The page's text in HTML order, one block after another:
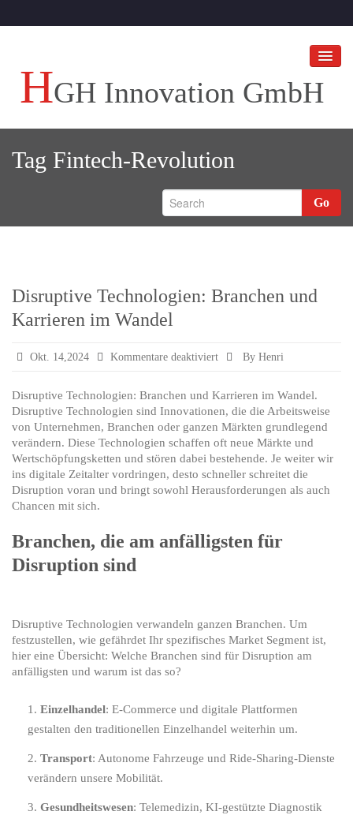
HGH Innovation GmbH
HGH Innovation GmbH
Ihr Unternehmen an die Spitze bringen!
Referenzen
Tag Fintech-Revolution
Go
Disruptive Technologien: Branchen und
Karrieren im Wandel
Okt. 14,2024 Kommentare deaktiviertfür
Branchen
und
Karrieren
im
Wandel
By Henri
Disruptive Technologien: Branchen und Karrieren im Wandel.
Disruptive Technologien sind Innovationen, die die Arbeitsweise
von Unternehmen, Branchen oder ganzen Märkten grundlegend
verändern. Diese Technologien schaffen oft neue Märkte und
Wertschöpfungsketten und stören dabei bestehende. Je weiter wir
ins digitale Zeitalter vordringen, desto schneller schreitet die
Disruption voran und bringt sowohl Herausforderungen als auch
Chancen mit sich.
Branchen, die am anfälligsten für
Disruption sind
Disruptive Technologien verwandeln ganzen Branchen. Um
festzustellen, wie gefährdet Ihr spezifisches Market Segment ist,
hier eine Übersicht: Welche Branchen sind für Disruption am
anfälligsten und warum ist das so?
Einzelhandel: E-Commerce und digitale Plattformen
gestalten den traditionellen Einzelhandel weiterhin um.
Transport: Autonome Fahrzeuge und Ride-Sharing-Dienste
verändern unsere Mobilität.
Gesundheitswesen: Telemedizin, KI-gestützte Diagnostik